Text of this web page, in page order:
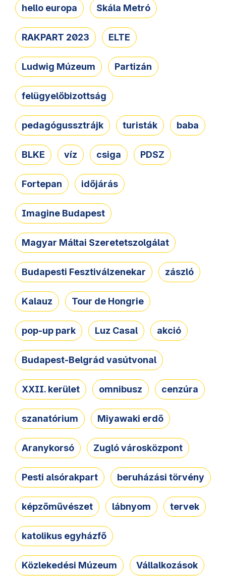
hello europa Skála Metró
RAKPART 2023 ELTE
Ludwig Múzeum Partizán
felügyelőbizottság
pedagógussztrájk turisták baba
BLKE víz csiga PDSZ
Fortepan időjárás
Imagine Budapest
Magyar Máltai Szeretetszolgálat
Budapesti Fesztiválzenekar zászló
Kalauz Tour de Hongrie
pop-up park Luz Casal akció
Budapest-Belgrád vasútvonal
XXII. kerület omnibusz cenzúra
szanatórium Miyawaki erdő
Aranykorsó Zugló városközpont
Pesti alsórakpart beruházási törvény
képzőművészet lábnyom tervek
katolikus egyházfő
Közlekedési Múzeum Vállalkozások